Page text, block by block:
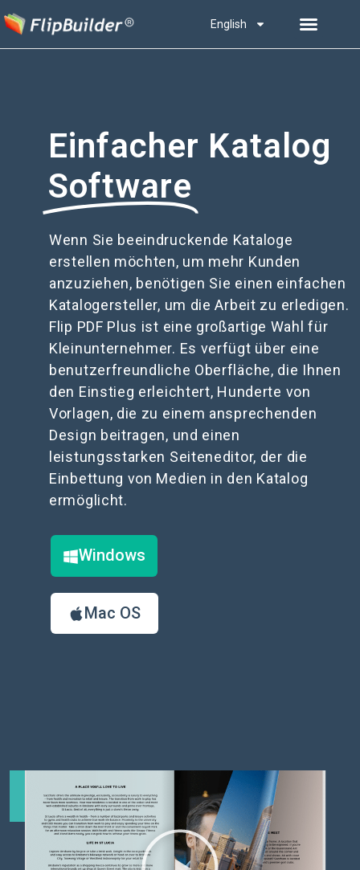
English
Einfacher Katalog
Software
Wenn Sie beeindruckende Kataloge
erstellen möchten, um mehr Kunden
anzuziehen, benötigen Sie einen einfachen
Katalogersteller, um die Arbeit zu erledigen.
Flip PDF Plus ist eine großartige Wahl für
Kleinunternehmer. Es verfügt über eine
benutzerfreundliche Oberfläche, die Ihnen
den Einstieg erleichtert, Hunderte von
Vorlagen, die zu einem ansprechenden
Design beitragen, und einen
leistungsstarken Seiteneditor, der die
Einbettung von Medien in den Katalog
ermöglicht.
Windows
Mac OS